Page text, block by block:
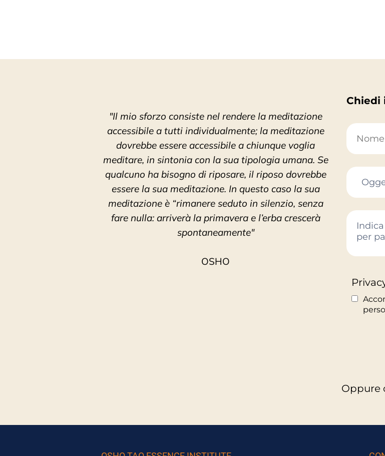
"Il mio sforzo consiste nel rendere la meditazione
accessibile a tutti individualmente; la meditazione
dovrebbe essere accessibile a chiunque voglia
meditare, in sintonia con la sua tipologia umana. Se
qualcuno ha bisogno di riposare, il riposo dovrebbe
essere la sua meditazione. In questo caso la sua
meditazione è “rimanere seduto in silenzio, senza
fare nulla: arriverà la primavera e l’erba crescerà
spontaneamente"
OSHO
Chiedi
Oppure